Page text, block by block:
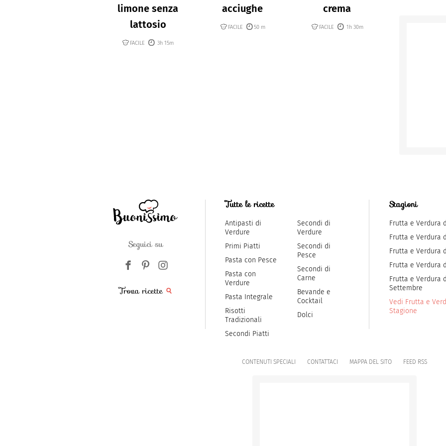
limone senza
lattosio
FACILE 3h 15m
acciughe
FACILE 50 m
crema
FACILE 1h 30m
Seguici su
Trova ricette
Tutte le ricette
Antipasti di
Verdure
Primi Piatti
Pasta con Pesce
Pasta con
Verdure
Pasta Integrale
Risotti
Tradizionali
Secondi Piatti
Secondi di
Verdure
Secondi di
Pesce
Secondi di
Carne
Bevande e
Cocktail
Dolci
Stagioni
Frutta e Verdura
Frutta e Verdura
Frutta e Verdura
Frutta e Verdura
Frutta e Verdura
Settembre
Vedi Frutta e
Stagione
CONTENUTI SPECIALI CONTATTACI MAPPA DEL SITO FEED RSS